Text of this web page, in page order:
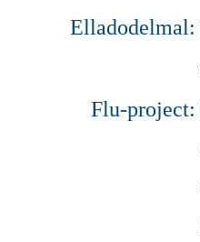
Elladodelmal:
Flu-project: